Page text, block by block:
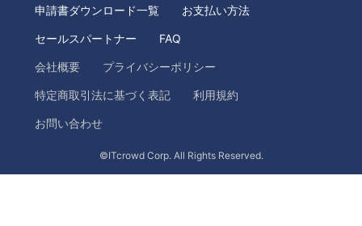
申請書ダウンロード一覧 お支払い方法
セールスパートナー FAQ
会社概要 プライバシーポリシー
特定商取引法に基づく表記 利用規約
お問い合わせ
©ITcrowd Corp. All Rights Reserved.